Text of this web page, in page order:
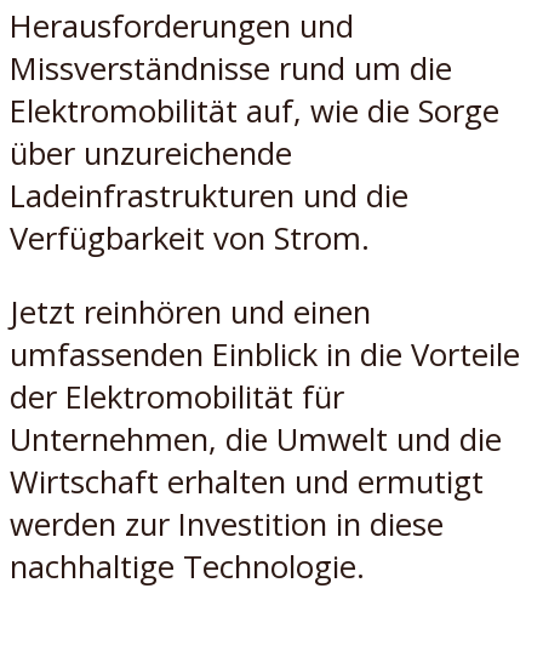
Herausforderungen und
Missverständnisse rund um die
Elektromobilität auf, wie die Sorge
über unzureichende
Ladeinfrastrukturen und die
Verfügbarkeit von Strom.
Jetzt reinhören und einen
umfassenden Einblick in die Vorteile
der Elektromobilität für
Unternehmen, die Umwelt und die
Wirtschaft erhalten und ermutigt
werden zur Investition in diese
nachhaltige Technologie.